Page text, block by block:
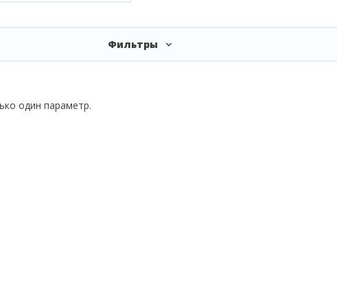
Фильтры
один параметр.